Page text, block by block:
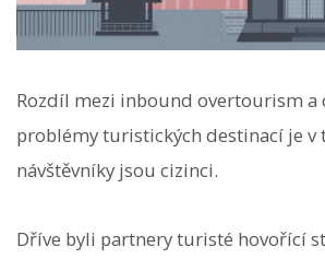
Rozdíl mezi inbound overtourism a
problémy turistických destinací je v
návštěvníky jsou cizinci.
Dříve byli partnery turisté hovořící